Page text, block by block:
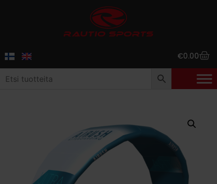
€0.00